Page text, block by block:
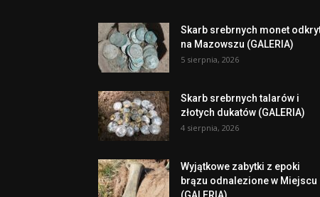
Skarb srebrnych monet
na Mazowszu (GALERIA)
5 sierpnia, 2026
Skarb srebrnych talarów i
złotych dukatów (GALERIA)
4 sierpnia, 2026
Wyjątkowe zabytki z epoki
brązu odnalezione w Miejscu